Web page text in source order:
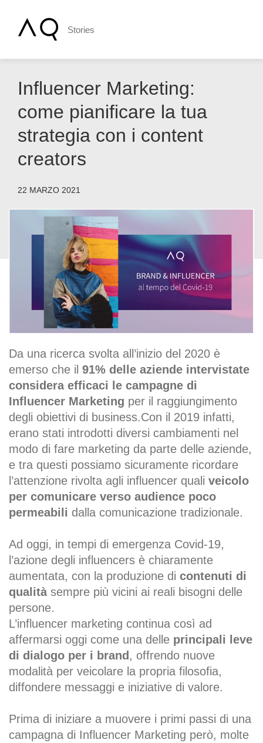
Stories
Influencer Marketing:
come pianificare la tua
strategia con i content
creators
22 MARZO 2021
Da una ricerca svolta all’inizio del 2020 è
emerso che il 91% delle aziende intervistate
considera efficaci le campagne di
Influencer Marketing per il raggiungimento
degli obiettivi di business.Con il 2019 infatti,
erano stati introdotti diversi cambiamenti nel
modo di fare marketing da parte delle aziende,
e tra questi possiamo sicuramente ricordare
l’attenzione rivolta agli influencer quali veicolo
per comunicare verso audience poco
permeabili dalla comunicazione tradizionale.
Ad oggi, in tempi di emergenza Covid-19,
l’azione degli influencers è chiaramente
aumentata, con la produzione di contenuti di
qualità sempre più vicini ai reali bisogni delle
persone.
L’influencer marketing continua così ad
affermarsi oggi come una delle principali leve
di dialogo per i brand , offrendo nuove
modalità per veicolare la propria filosofia,
diffondere messaggi e iniziative di valore.
Prima di iniziare a muovere i primi passi di una
campagna di Influencer Marketing però, molte